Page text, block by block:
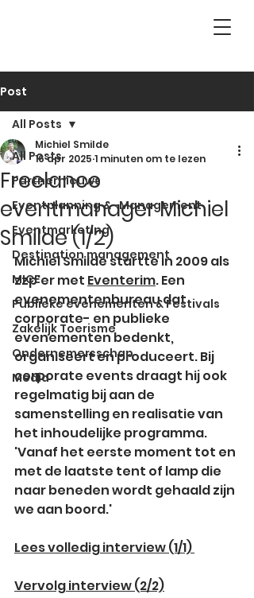
Post
All Posts
Partnernieuws
Eventplanning & -Management
Eventmarketing
Destination management
MICE
Publieke evenementen & Festivals
Zakelijk Toerisme
Ondernemersschap
Media
All Posts
Freelance
eventmanager Michiel
Smilde (1/2)
Michiel Smilde
16 apr 2025 1 minuten om te lezen
Michiel Smilde startte in 2009 als
zzp'er met Eventerim. Een
evenementenbureau dat
corporate- en publieke
evenementen bedenkt,
organiseert en produceert. Bij
corporate events draagt hij ook
regelmatig bij aan de
samenstelling en realisatie van
het inhoudelijke programma.
'Vanaf het eerste moment tot en
met de laatste tent of lamp die
naar beneden wordt gehaald zijn
we aan boord.'
Lees volledig interview (1/1)
Vervolg interview (2/2)